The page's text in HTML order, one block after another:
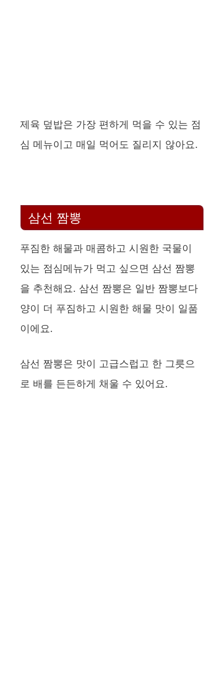
제육 덮밥은 가장 편하게 먹을 수 있는 점
심 메뉴이고 매일 먹어도 질리지 않아요.
삼선 짬뽕
푸짐한 해물과 매콤하고 시원한 국물이
있는 점심메뉴가 먹고 싶으면 삼선 짬뽕
을 추천해요. 삼선 짬뽕은 일반 짬뽕보다
양이 더 푸짐하고 시원한 해물 맛이 일품
이에요.
삼선 짬뽕은 맛이 고급스럽고 한 그릇으
로 배를 든든하게 채울 수 있어요.